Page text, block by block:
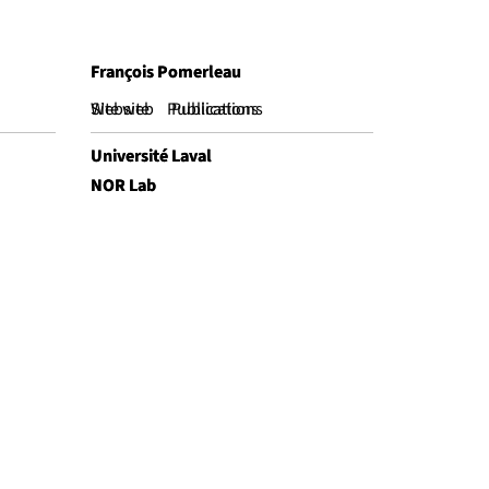
François Pomerleau
Website
Publications
Université Laval
NOR Lab
François Pomerleau
Site web
Publications
Université Laval
NOR Lab